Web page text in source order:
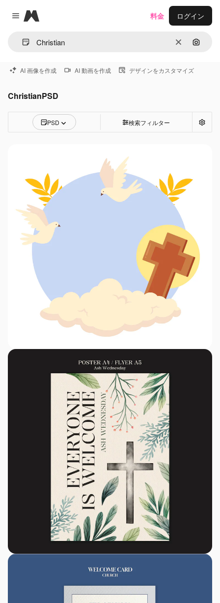
Close menu
Magnific
消去 画像で
料金 ログイン
AI 画像を作成 AI 動画を作成 デザインをカスタマイズ
ChristianPSD
PSD 検索フィルター